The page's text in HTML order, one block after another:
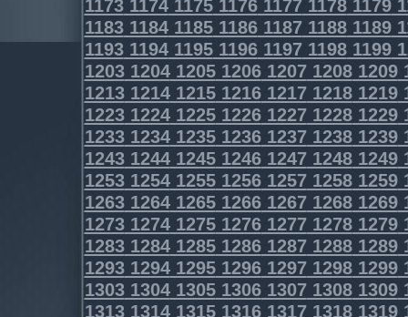
1173117411751176117711781179
1183118411851186118711881189
1193119411951196119711981199
1203120412051206120712081209
1213121412151216121712181219
1223122412251226122712281229
1233123412351236123712381239
1243124412451246124712481249
1253125412551256125712581259
1263126412651266126712681269
1273127412751276127712781279
1283128412851286128712881289
1293129412951296129712981299
1303130413051306130713081309
1313131413151316131713181319